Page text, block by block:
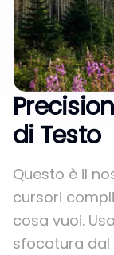
di Testo
Questo è il
cursori
cosa vuoi.
sfocatura dal